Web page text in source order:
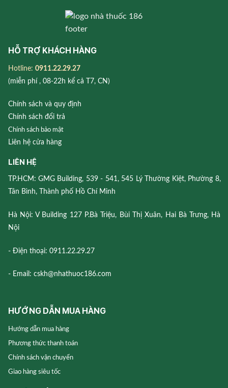
HỖ TRỢ KHÁCH HÀNG
Hotline: 0911.22.29.27
(miễn phí , 08-22h kể cả T7, CN)
Chính sách và quy định
Chính sách đổi trả
Chính sách bảo mật
Liên hệ cửa hàng
LIÊN HỆ
TP.HCM: GMG Building, 539 - 541, 545 Lý Thường Kiệt, Phường 8,
Tân Bình, Thành phố Hồ Chí Minh
Hà Nội: V Building 127 P.Bà Triệu, Bùi Thị Xuân, Hai Bà Trưng, Hà
Nội
- Điện thoại: 0911.22.29.27
- Email: cskh@nhathuoc186.com
HƯỚNG DẪN MUA HÀNG
Hướng dẫn mua hàng
Phương thức thanh toán
Chính sách vận chuyển
Giao hàng siêu tốc